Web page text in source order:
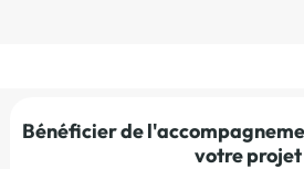
Bénéficier de
votre projet